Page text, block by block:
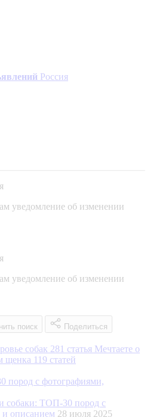
Россия
уведомление об изменении
уведомление об изменении
поиск Поделиться
собак 281 статья Мечтаете о
щенка 119 статей
собаки: ТОП-30 пород с
и описанием 28 июля 2025